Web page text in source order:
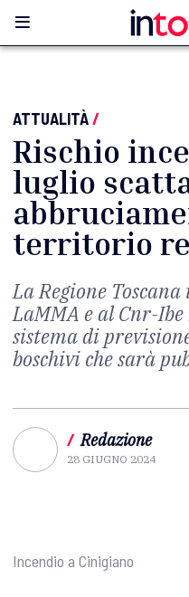
ATTUALITÀ/
Rischio
luglio
territorio
La Regione
LaMMA e al Cnr-
sistema di
boschivi che sarà
/ Redazione
28 GIUGNO 2024
Incendio a Cinigiano